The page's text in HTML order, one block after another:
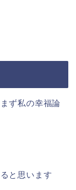
ず私の幸福論
と思います